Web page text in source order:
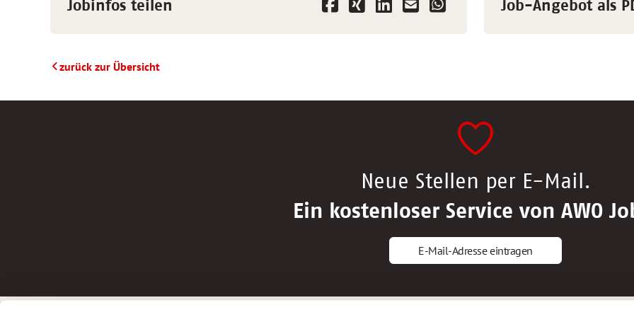
Jobinfos teilen Job-Angebot als
zurück zur Übersicht
Neue Stellen per E-Mail.
Ein kostenloser Service von AWO
E-Mail-Adresse eintragen